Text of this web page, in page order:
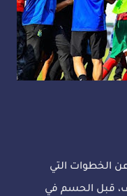
الخطوات التي
قبل الحسم في